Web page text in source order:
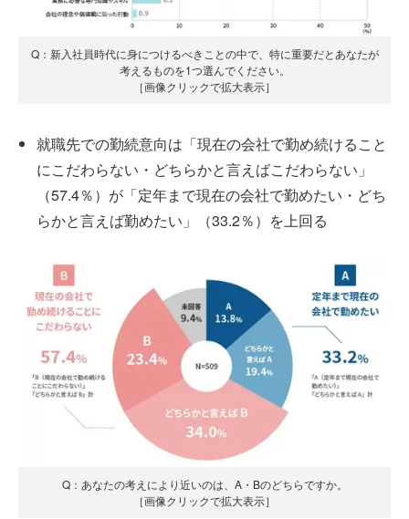
Q：新入社員時代に身につけるべきことの中で、特に重要だとあなたが
考えるものを1つ選んでください。
［画像クリックで拡大表示］
就職先での勤続意向は「現在の会社で勤め続けること
にこだわらない・どちらかと言えばこだわらない」
（57.4％）が「定年まで現在の会社で勤めたい・どち
らかと言えば勤めたい」（33.2％）を上回る
Q：あなたの考えにより近いのは、A・Bのどちらですか。
［画像クリックで拡大表示］